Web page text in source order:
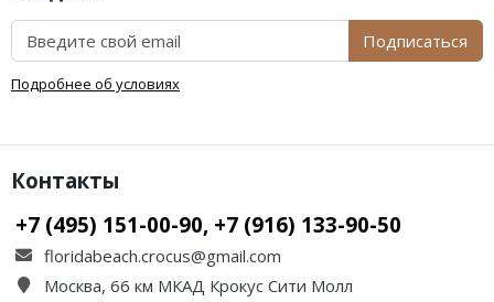
Подписаться
Подробнее об условиях
Контакты
+7 (495) 151-00-90, +7 (916) 133-90-50
floridabeach.crocus@gmail.com
Москва, 66 км МКАД Крокус Сити Молл